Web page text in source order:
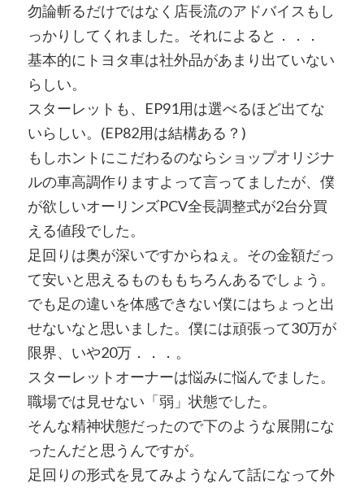
勿論斬るだけではなく店長流のアドバイスもし
っかりしてくれました。それによると．．．
基本的にトヨタ車は社外品があまり出ていない
らしい。
スターレットも、EP91用は選べるほど出てな
いらしい。(EP82用は結構ある？)
もしホントにこだわるのならショップオリジナ
ルの車高調作りますよって言ってましたが、僕
が欲しいオーリンズPCV全長調整式が2台分買
える値段でした。
足回りは奥が深いですからねぇ。その金額だっ
て安いと思えるものももちろんあるでしょう。
でも足の違いを体感できない僕にはちょっと出
せないなと思いました。僕には頑張って30万が
限界、いや20万．．．。
スターレットオーナーは悩みに悩んでました。
職場では見せない「弱」状態でした。
そんな精神状態だったので下のような展開にな
ったんだと思うんですが。
足回りの形式を見てみようなんて話になって外